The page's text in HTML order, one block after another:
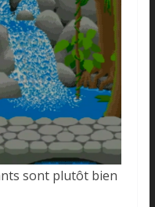
sont plutôt bien